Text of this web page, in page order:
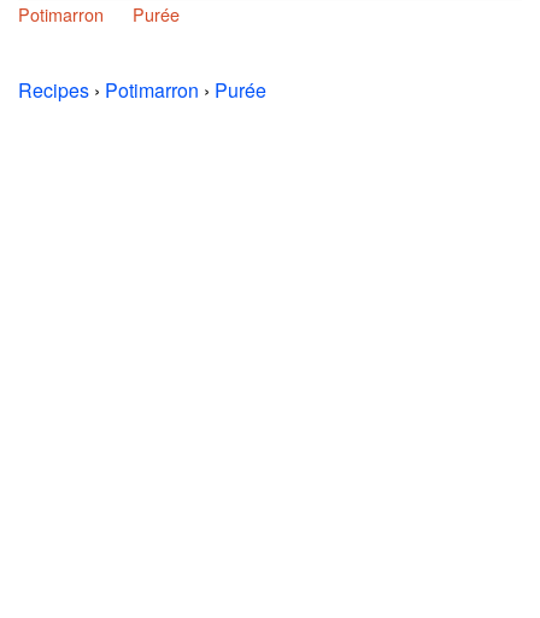
Potimarron
Purée
Recipes › Potimarron › Purée